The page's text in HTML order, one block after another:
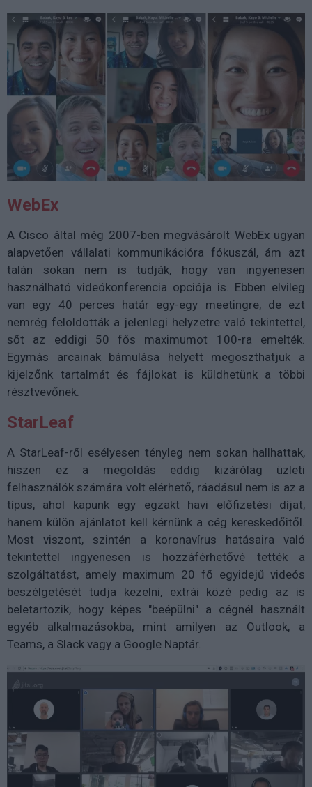
WebEx
A Cisco által még 2007-ben megvásárolt WebEx ugyan
alapvetően vállalati kommunikációra fókuszál, ám azt
talán sokan nem is tudják, hogy van ingyenesen
használható videókonferencia opciója is. Ebben elvileg
van egy 40 perces határ egy-egy meetingre, de ezt
nemrég feloldották a jelenlegi helyzetre való tekintettel,
sőt az eddigi 50 fős maximumot 100-ra emelték.
Egymás arcainak bámulása helyett megoszthatjuk a
kijelzőnk tartalmát és fájlokat is küldhetünk a többi
résztvevőnek.
StarLeaf
A StarLeaf-ről esélyesen tényleg nem sokan hallhattak,
hiszen ez a megoldás eddig kizárólag üzleti
felhasználók számára volt elérhető, ráadásul nem is az a
típus, ahol kapunk egy egzakt havi előfizetési díjat,
hanem külön ajánlatot kell kérnünk a cég kereskedőitől.
Most viszont, szintén a koronavírus hatásaira való
tekintettel ingyenesen is hozzáférhetővé tették a
szolgáltatást, amely maximum 20 fő egyidejű videós
beszélgetését tudja kezelni, extrái közé pedig az is
beletartozik, hogy képes "beépülni" a cégnél használt
egyéb alkalmazásokba, mint amilyen az Outlook, a
Teams, a Slack vagy a Google Naptár.